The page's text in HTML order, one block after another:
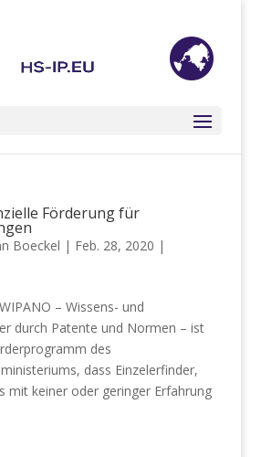
Förderung für
Boeckel | Feb. 28, 2020 |
– Wissens- und
durch Patente und Normen – ist
des
dass Einzelerfinder,
mit keiner oder geringer Erfahrung